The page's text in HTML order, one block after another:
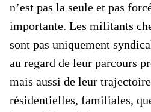
n’est pas la seule et pas
importante. Les militants
sont pas uniquement
au regard de leur parcours
mais aussi de leur
résidentielles, familiales,